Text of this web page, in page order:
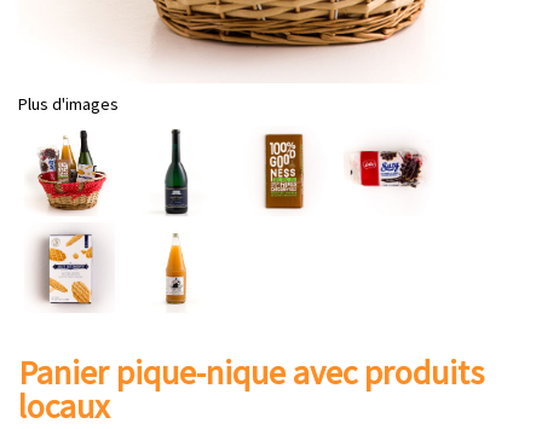
Plus d'images
Panier pique-nique avec produits
locaux